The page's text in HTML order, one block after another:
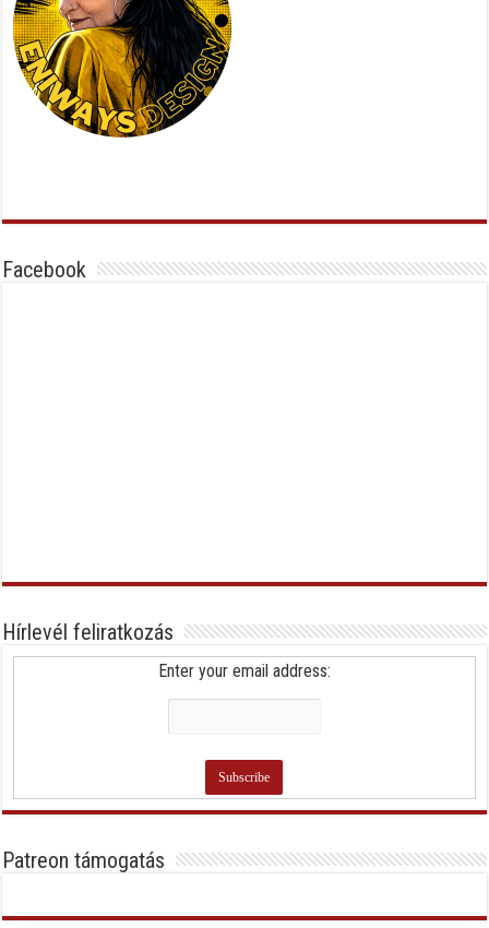
Facebook
Hírlevél feliratkozás
Enter your email address:
Patreon támogatás